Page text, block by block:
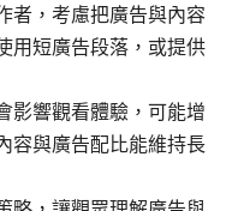
者，考慮把廣告與內容
用短廣告段落，或提供
影響觀看體驗，可能增
容與廣告配比能維持長